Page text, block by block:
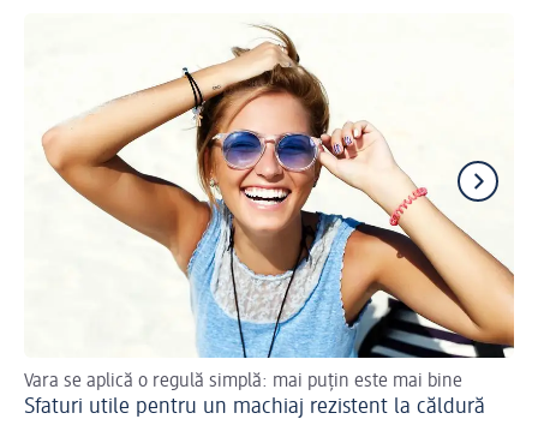
Vara se aplică o regulă simplă: mai puțin este mai bine
Sfaturi utile pentru un machiaj rezistent la căldură